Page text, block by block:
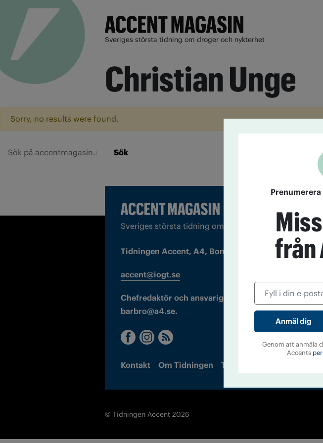
Sveriges största tidning om droger och nykterhet
Christian Unge
Sorry, no results were found.
Sök
Sveriges största tidning om droger och nykterhet
Tidningen Accent, A4, Bondegatan 21, 116 33
accent@iogt.se
Chefredaktör och ansvarig utgivare: Barbro Janson
barbro@a4.se.
Kontakt Om Tidningen Tidningsarkiv
© Tidningen Accent 2026
från
Genom att anmäla
Accents